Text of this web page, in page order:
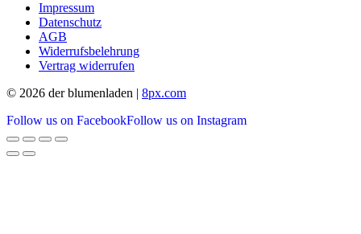
Impressum
Datenschutz
AGB
Widerrufsbelehrung
Vertrag widerrufen
© 2026 der blumenladen | 8px.com
Follow us on FacebookFollow us on Instagram